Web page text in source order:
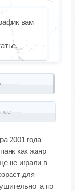
вам
2001 года
как жанр
не играли в
для
а по